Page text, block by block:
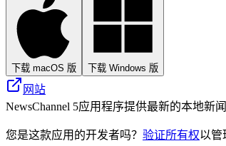
下载 macOS 版 下载 Windows 版
网站
NewsChannel 5应用程序提供最新的本地新
您是这款应用的开发者吗？ 验证所有权以管